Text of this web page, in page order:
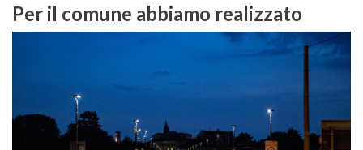
Per il comune abbiamo realizzato